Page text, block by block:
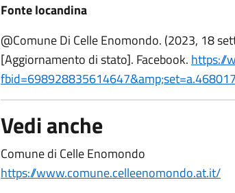
Fonte locandina
@Comune Di Celle Enomondo. (2023, 18
[Aggiornamento di stato]. Facebook. https://
Vedi anche
Comune di Celle Enomondo
https://www.comune.celleenomondo.at.it/